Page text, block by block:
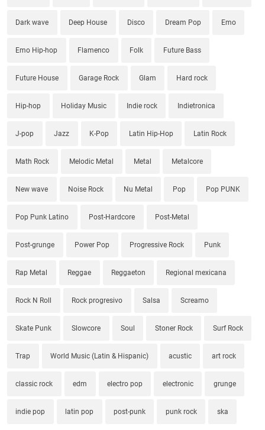
Dark wave Deep House Disco Dream Pop Emo
Emo Hip-hop Flamenco Folk Future Bass
Future House Garage Rock Glam Hard rock
Hip-hop Holiday Music Indie rock Indietronica
J-pop Jazz K-Pop Latin Hip-Hop Latin Rock
Math Rock Melodic Metal Metal Metalcore
New wave Noise Rock Nu Metal Pop Pop PUNK
Pop Punk Latino Post-Hardcore Post-Metal
Post-grunge Power Pop Progressive Rock Punk
Rap Metal Reggae Reggaeton Regional mexicana
Rock N Roll Rock progresivo Salsa Screamo
Skate Punk Slowcore Soul Stoner Rock Surf Rock
Trap World Music (Latin & Hispanic) acustic art rock
classic rock edm electro pop electronic grunge
indie pop latin pop post-punk punk rock ska